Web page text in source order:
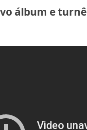
álbum e turnê